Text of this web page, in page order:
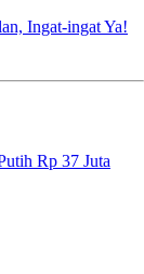
Ingat-ingat Ya!
Rp 37 Juta